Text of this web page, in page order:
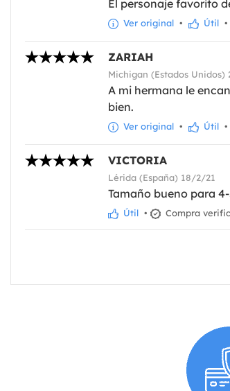
El personaje favorito
Ver original • Útil •
ZARIAH
Michigan (Estados Unidos)
A mi hermana le
bien.
Ver original • Útil •
VICTORIA
Lérida (España) 18/2/21
Tamaño bueno para
Útil • Compra